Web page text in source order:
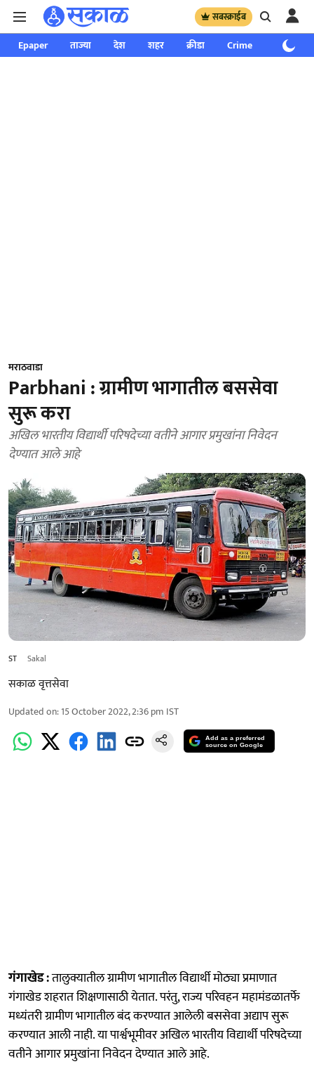
सबस्क्राईब
Epaper ताज्या देश शहर क्रीडा Crime साप्ताहिक
मराठवाडा
Parbhani : ग्रामीण भागातील बससेवा
सुरू करा
अखिल भारतीय विद्यार्थी परिषदेच्या वतीने आगार प्रमुखांना निवेदन
देण्यात आले आहे
ST Sakal
सकाळ वृत्तसेवा
Updated on:15 October 2022, 2:36 pm IST
Add as a preferred
source on Google
गंगाखेड :तालुक्यातील ग्रामीण भागातील विद्यार्थी मोठ्या प्रमाणात
गंगाखेड शहरात शिक्षणासाठी येतात. परंतु, राज्य परिवहन महामंडळातर्फे
मध्यंतरी ग्रामीण भागातील बंद करण्यात आलेली बससेवा अद्याप सुरू
करण्यात आली नाही. या पार्श्वभूमीवर अखिल भारतीय विद्यार्थी परिषदेच्या
वतीने आगार प्रमुखांना निवेदन देण्यात आले आहे.